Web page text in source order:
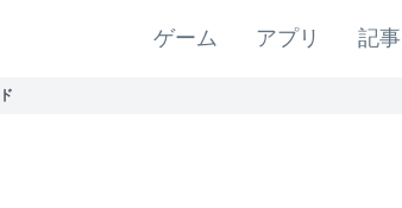
ゲーム アプリ 記事